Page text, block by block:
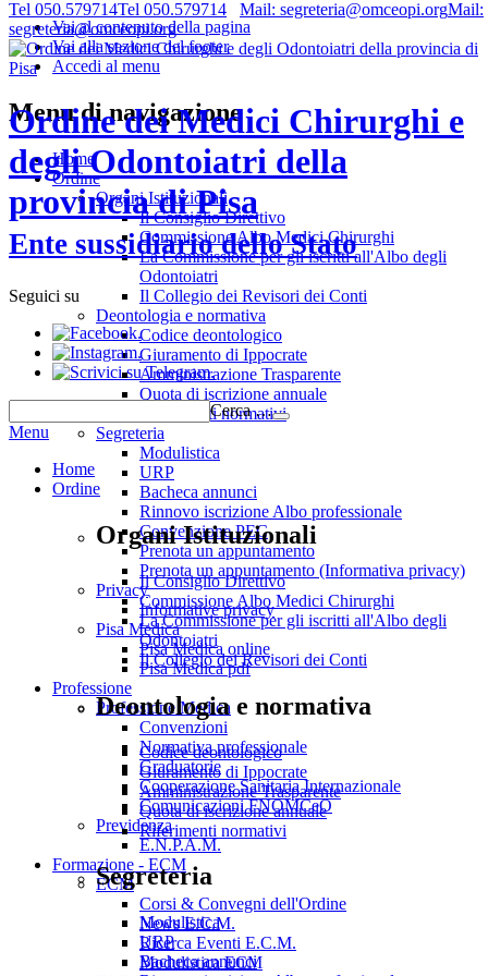
Vai al contenuto della pagina
Vai alla sezione del footer
Accedi al menu
Tel 050.579714Tel 050.579714 Mail: segreteria@omceopi.orgMail:
segreteria@omceopi.org
Ordine dei Medici Chirurghi e
degli Odontoiatri della
provincia di Pisa
Ente sussidiario dello Stato
Seguici su
.
.
.
Cerca …
Menu
Home
Ordine
Organi Istituzionali
Il Consiglio Direttivo
Commissione Albo Medici Chirurghi
La Commissione per gli iscritti all'Albo degli
Odontoiatri
Il Collegio dei Revisori dei Conti
Deontologia e normativa
Codice deontologico
Giuramento di Ippocrate
Amministrazione Trasparente
Quota di iscrizione annuale
Riferimenti normativi
Segreteria
Modulistica
URP
Bacheca annunci
Menu di navigazione
Home
Ordine
Organi Istituzionali
Il Consiglio Direttivo
Commissione Albo Medici Chirurghi
La Commissione per gli iscritti all'Albo degli
Odontoiatri
Il Collegio dei Revisori dei Conti
Deontologia e normativa
Codice deontologico
Giuramento di Ippocrate
Amministrazione Trasparente
Quota di iscrizione annuale
Riferimenti normativi
Segreteria
Modulistica
URP
Bacheca annunci
Rinnovo iscrizione Albo professionale
Convenzione PEC
Prenota un appuntamento
Prenota un appuntamento (Informativa privacy)
Privacy
Informative privacy
Pisa Medica
Pisa Medica online
Pisa Medica pdf
Professione
Professione Medica
Convenzioni
Normativa professionale
Graduatorie
Cooperazione Sanitaria Internazionale
Comunicazioni FNOMCeO
Previdenza
E.N.P.A.M.
Formazione - ECM
ECM
Corsi & Convegni dell'Ordine
News E.C.M.
Ricerca Eventi E.C.M.
Modulistica ECM